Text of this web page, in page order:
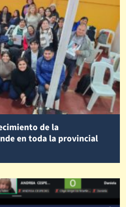
de la
en toda la provincial